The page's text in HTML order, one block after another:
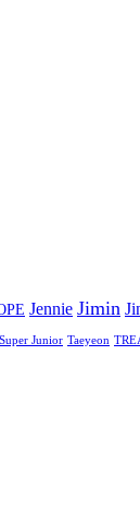
Jennie Jimin
Super Junior Taeyeon